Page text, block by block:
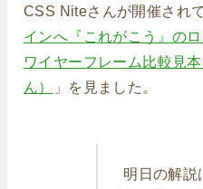
CSS Niteさんが開催され
インへ『これがこう』の
ワイヤーフレーム比較見
ん）
」を見ました。
明日の解